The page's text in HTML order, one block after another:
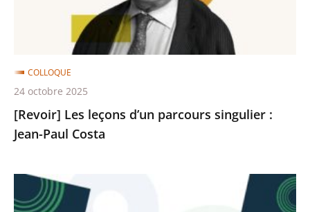
Costa
[Revoir] Les leçons d’un parcours singulier :
Jean-Paul Costa
COLLOQUE
24 octobre 2025
[Revoir]
La